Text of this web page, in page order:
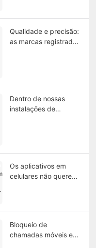
Qualidade e precisão:
as marcas registradas
Dentro de nossas
instalações de
Os aplicativos em
celulares não querem
Bloqueio de
chamadas móveis e